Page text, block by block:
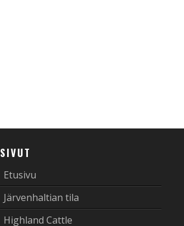
SIVUT
Etusivu
Järvenhaltian tila
Highland Cattle